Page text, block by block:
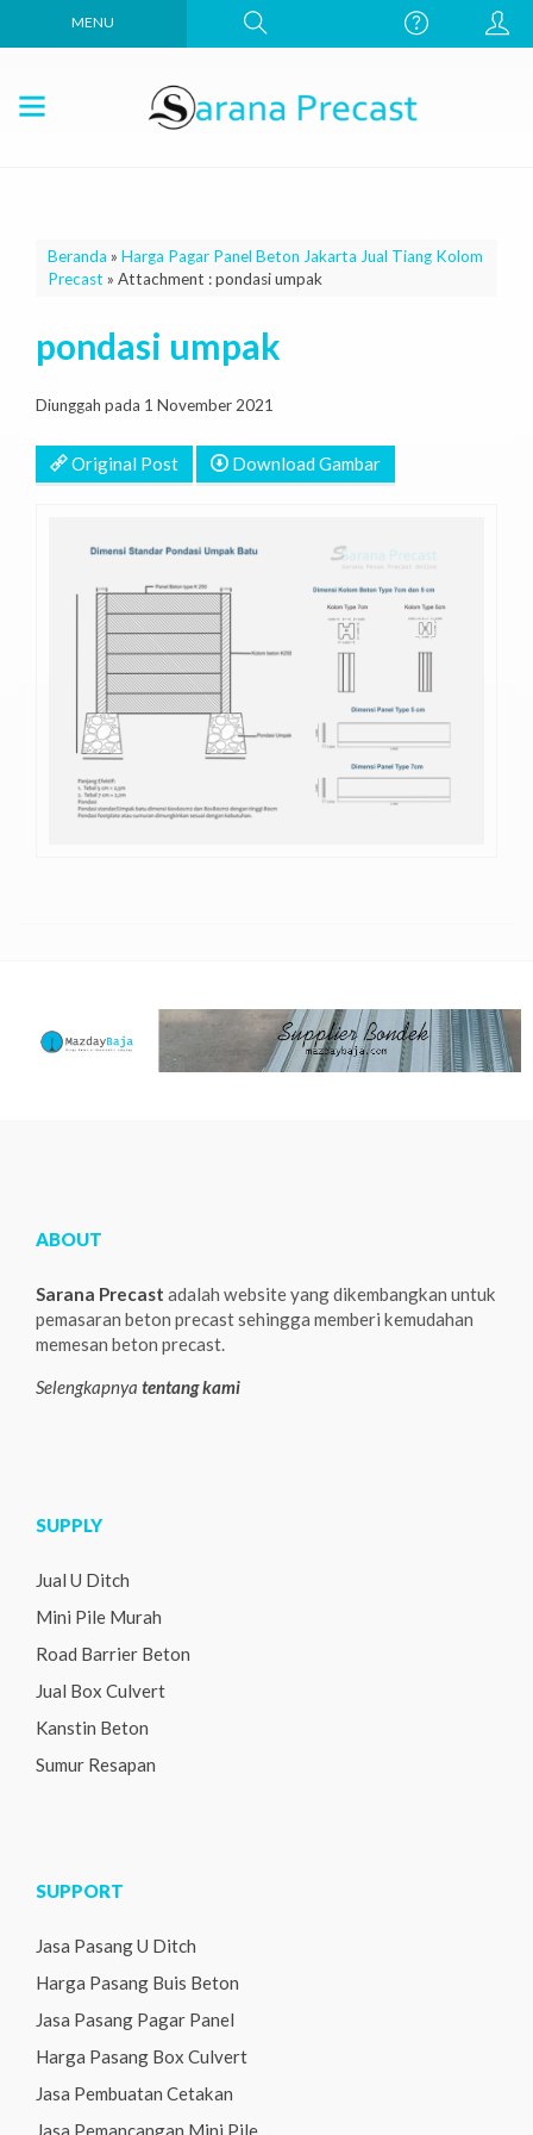
MENU
Beranda » Harga Pagar Panel Beton Jakarta Jual Tiang Kolom
Precast » Attachment : pondasi umpak
pondasi umpak
Diunggah pada 1 November 2021
Original Post Download Gambar
ABOUT
Sarana Precast adalah website yang dikembangkan untuk
pemasaran beton precast sehingga memberi kemudahan
memesan beton precast.
Selengkapnya tentang kami
SUPPLY
Jual U Ditch
Mini Pile Murah
Road Barrier Beton
Jual Box Culvert
Kanstin Beton
Sumur Resapan
SUPPORT
Jasa Pasang U Ditch
Harga Pasang Buis Beton
Jasa Pasang Pagar Panel
Harga Pasang Box Culvert
Jasa Pembuatan Cetakan
Jasa Pemancangan Mini Pile